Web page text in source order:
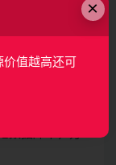
讲解了图片的
×
值越高还可